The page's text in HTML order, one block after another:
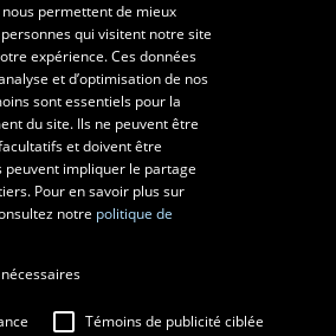
du territoire et de développement
et développement
permettent de mieux
qui visitent notre site
expérience. Ces données
et d’optimisation de nos
sont essentiels pour la
du site. Ils ne peuvent être
et doivent être
peuvent impliquer le partage
Pour en savoir plus sur
notre politique de
Témoins de publicité ciblée